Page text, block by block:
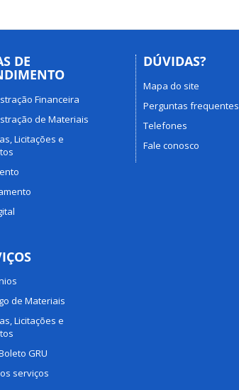
DE
Financeira
de Materiais
Licitações e
de Materiais
Licitações e
GRU
serviços
DÚVIDAS?
Mapa do site
Perguntas frequentes
Telefones
Fale conosco